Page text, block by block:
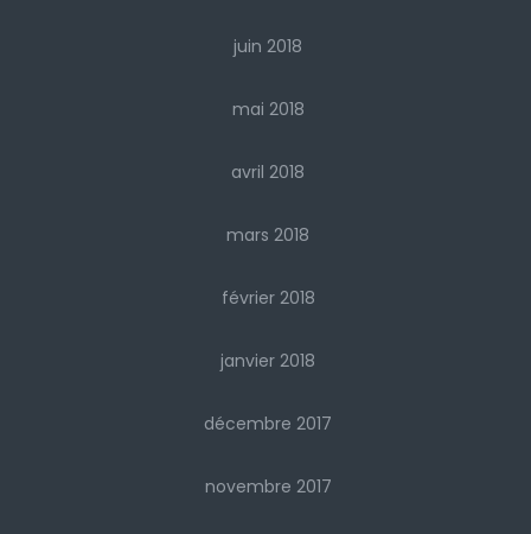
juin 2018
mai 2018
avril 2018
mars 2018
février 2018
janvier 2018
décembre 2017
novembre 2017